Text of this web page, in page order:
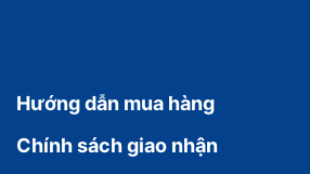
Hướng dẫn mua hàng
Chính sách giao nhận